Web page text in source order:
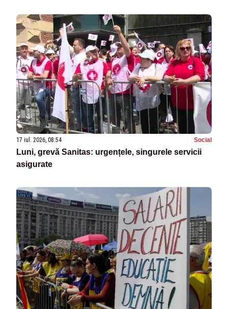
17 iul. 2026, 08:54 Social
Luni, grevă Sanitas: urgențele, singurele servicii
asigurate